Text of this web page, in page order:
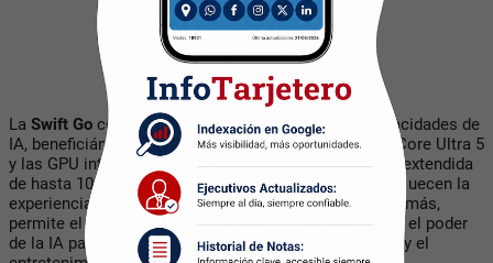
La Swift Go combina tecnología de vanguardia y capacidades de
IA, beneficiándose de los nuevos procesadores Intel Core Ultra 5
y las GPU integradas Intel Arc. Ofrece una autonomía extendida
de hasta 10 horas, junto con optimizaciones que enriquecen la
experiencia del usuario y fomentan la creatividad. Además,
permite el uso del Copilot en Windows, aprovechando el poder
de la IA para optimizar las horas dedicadas al trabajo y el